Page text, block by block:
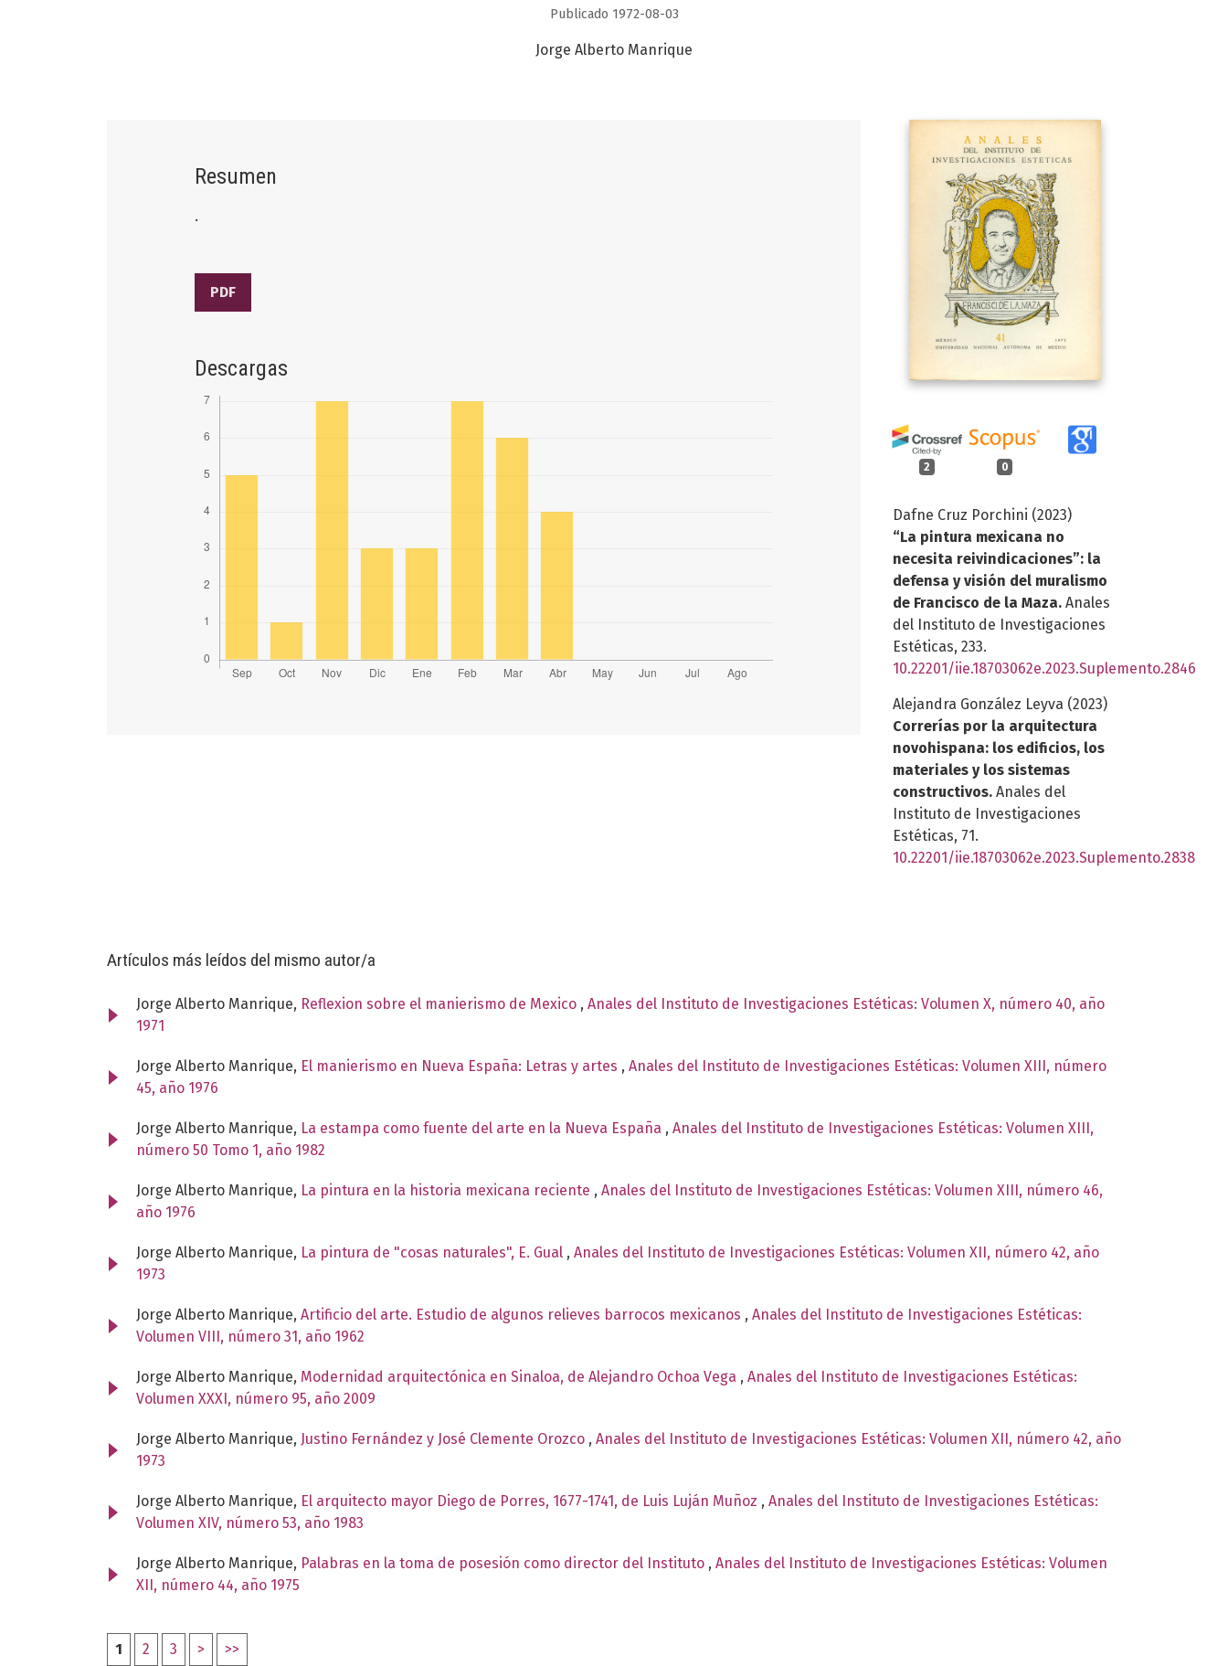
Publicado 1972-08-03
Jorge Alberto Manrique
2 0
Dafne Cruz Porchini (2023)
“La pintura mexicana no
necesita reivindicaciones”: la
defensa y visión del muralismo
de Francisco de la Maza. Anales
del Instituto de Investigaciones
Estéticas, 233.
10.22201/iie.18703062e.2023.Suplemento.2846
Alejandra González Leyva (2023)
Correrías por la arquitectura
novohispana: los edificios, los
materiales y los sistemas
constructivos. Anales del
Instituto de Investigaciones
Estéticas, 71.
10.22201/iie.18703062e.2023.Suplemento.2838
Resumen
.
PDF
Descargas
Artículos más leídos del mismo autor/a
Jorge Alberto Manrique, Reflexion sobre el manierismo de Mexico , Anales del Instituto de Investigaciones Estéticas: Volumen X, número 40, año
1971
Jorge Alberto Manrique, El manierismo en Nueva España: Letras y artes , Anales del Instituto de Investigaciones Estéticas: Volumen XIII, número
45, año 1976
Jorge Alberto Manrique, La estampa como fuente del arte en la Nueva España , Anales del Instituto de Investigaciones Estéticas: Volumen XIII,
número 50 Tomo 1, año 1982
Jorge Alberto Manrique, La pintura en la historia mexicana reciente , Anales del Instituto de Investigaciones Estéticas: Volumen XIII, número 46,
año 1976
Jorge Alberto Manrique, La pintura de "cosas naturales", E. Gual , Anales del Instituto de Investigaciones Estéticas: Volumen XII, número 42, año
1973
Jorge Alberto Manrique, Artificio del arte. Estudio de algunos relieves barrocos mexicanos , Anales del Instituto de Investigaciones Estéticas:
Volumen VIII, número 31, año 1962
Jorge Alberto Manrique, Modernidad arquitectónica en Sinaloa, de Alejandro Ochoa Vega , Anales del Instituto de Investigaciones Estéticas:
Volumen XXXI, número 95, año 2009
Jorge Alberto Manrique, Justino Fernández y José Clemente Orozco , Anales del Instituto de Investigaciones Estéticas: Volumen XII, número 42, año
1973
Jorge Alberto Manrique, El arquitecto mayor Diego de Porres, 1677-1741, de Luis Luján Muñoz , Anales del Instituto de Investigaciones Estéticas:
Volumen XIV, número 53, año 1983
Jorge Alberto Manrique, Palabras en la toma de posesión como director del Instituto , Anales del Instituto de Investigaciones Estéticas: Volumen
XII, número 44, año 1975
1 2 3 > >>